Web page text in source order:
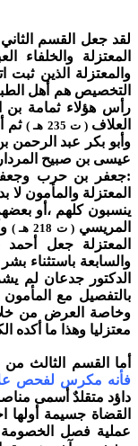
لقد جعل القسم
المعتزلة والخلفاء
والمعتزلة الذين ثبت
التخصيص هم أهل
رأس هؤلاء ثمامة
العلاف ( ت 235 هـ ) ثم
وأبو بكر عبد الرحمن
عيسى بن صبيح
:جعفر بن حرب
المعتزلة والمأمون لا
ينسبون كلهم ،أو
المريسي ( ت 218 هـ )
المعتزلة جعل
والسابعة باستثناء
الدكتور جدعان لم
بالتفصيل مع
وخاصة العرض من
معتزليا وهذا ما أكده
أما القسم الثالث
فأنه مكرس لفحص
داؤد متقلدٌ أسمى
القضاة جسيمة أولها
عملية فصل